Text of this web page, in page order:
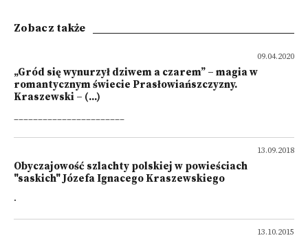
Zobacz także
09.04.2020
„Gród się wynurzył dziwem a czarem” – magia w
romantycznym świecie Prasłowiańszczyzny.
Kraszewski – (...)
_______________________
13.09.2018
Obyczajowość szlachty polskiej w powieściach
"saskich" Józefa Ignacego Kraszewskiego
.
13.10.2015